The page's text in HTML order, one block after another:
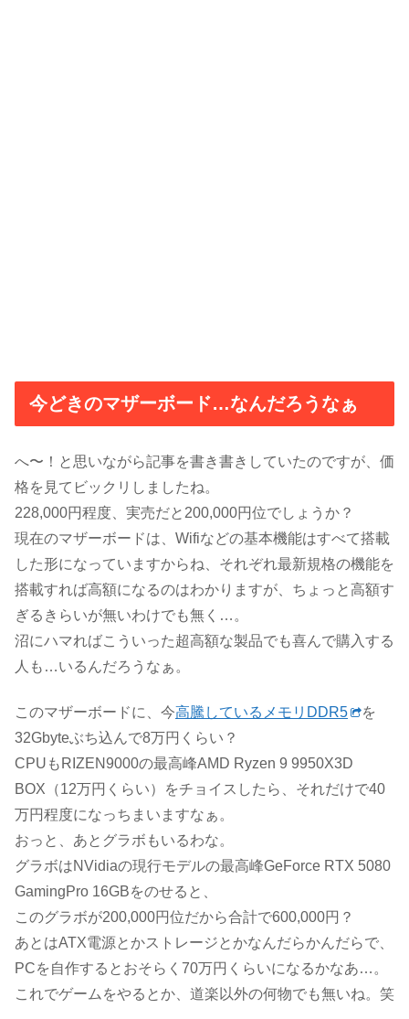
今どきのマザーボード…なんだろうなぁ
へ〜！と思いながら記事を書き書きしていたのですが、価
格を見てビックリしましたね。
228,000円程度、実売だと200,000円位でしょうか？
現在のマザーボードは、Wifiなどの基本機能はすべて搭載
した形になっていますからね、それぞれ最新規格の機能を
搭載すれば高額になるのはわかりますが、ちょっと高額す
ぎるきらいが無いわけでも無く…。
沼にハマればこういった超高額な製品でも喜んで購入する
人も…いるんだろうなぁ。
このマザーボードに、今高騰しているメモリDDR5
を
32Gbyteぶち込んで8万円くらい？
CPUもRIZEN9000の最高峰AMD Ryzen 9 9950X3D
BOX（12万円くらい）をチョイスしたら、それだけで40
万円程度になっちまいますなぁ。
おっと、あとグラボもいるわな。
グラボはNVidiaの現行モデルの最高峰GeForce RTX 5080
GamingPro 16GBをのせると、
このグラボが200,000円位だから合計で600,000円？
あとはATX電源とかストレージとかなんだらかんだらで、
PCを自作するとおそらく70万円くらいになるかなあ…。
これでゲームをやるとか、道楽以外の何物でも無いね。笑